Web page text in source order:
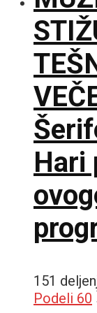
Hari
151
Podeli 60